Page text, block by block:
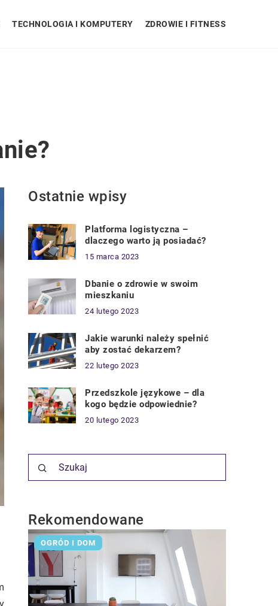
TECHNOLOGIA I KOMPUTERY ZDROWIE I FITNESS
Ostatnie wpisy
Platforma logistyczna –
dlaczego warto ją posiadać?
15 marca 2023
Dbanie o zdrowie w swoim
mieszkaniu
24 lutego 2023
Jakie warunki należy spełnić
aby zostać dekarzem?
22 lutego 2023
Przedszkole językowe – dla
kogo będzie odpowiednie?
20 lutego 2023
Rekomendowane
OGRÓD I DOM